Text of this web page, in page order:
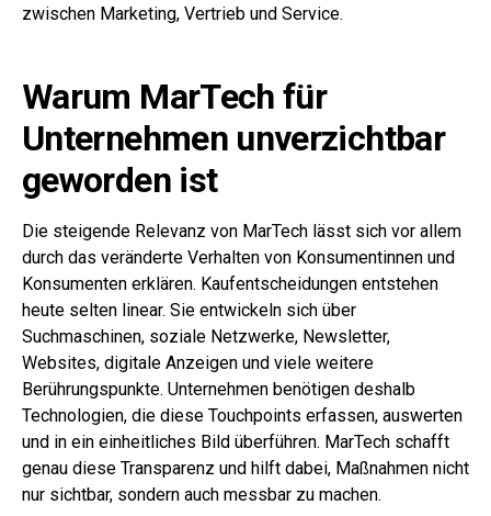
zwischen Marketing, Vertrieb und Service.
Warum MarTech für
Unternehmen unverzichtbar
geworden ist
Die steigende Relevanz von MarTech lässt sich vor allem
durch das veränderte Verhalten von Konsumentinnen und
Konsumenten erklären. Kaufentscheidungen entstehen
heute selten linear. Sie entwickeln sich über
Suchmaschinen, soziale Netzwerke, Newsletter,
Websites, digitale Anzeigen und viele weitere
Berührungspunkte. Unternehmen benötigen deshalb
Technologien, die diese Touchpoints erfassen, auswerten
und in ein einheitliches Bild überführen. MarTech schafft
genau diese Transparenz und hilft dabei, Maßnahmen nicht
nur sichtbar, sondern auch messbar zu machen.